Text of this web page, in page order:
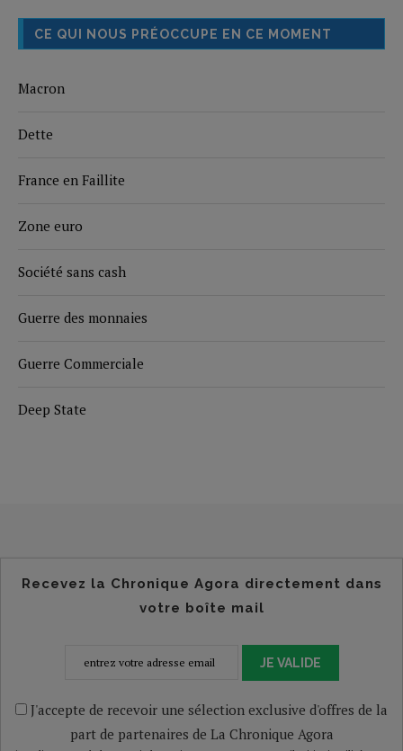
CE QUI NOUS PRÉOCCUPE EN CE MOMENT
Macron
Dette
France en Faillite
Zone euro
Société sans cash
Guerre des monnaies
Guerre Commerciale
Deep State
Recevez la Chronique Agora directement dans
votre boîte mail
JE VALIDE
J'accepte de recevoir une sélection exclusive d'offres de la
part de partenaires de La Chronique Agora